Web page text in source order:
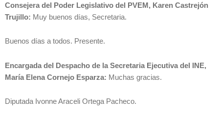
Consejera del Poder Legislativo del PVEM, Karen Castrejón
Trujillo: Muy buenos días, Secretaria.
Buenos días a todos. Presente.
Encargada del Despacho de la Secretaria Ejecutiva del INE,
María Elena Cornejo Esparza: Muchas gracias.
Diputada Ivonne Araceli Ortega Pacheco.